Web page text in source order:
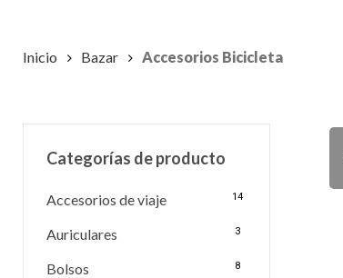
Inicio Bazar Accesorios Bicicleta
Categorías de producto
Accesorios de viaje 14
Auriculares 3
Bolsos 8